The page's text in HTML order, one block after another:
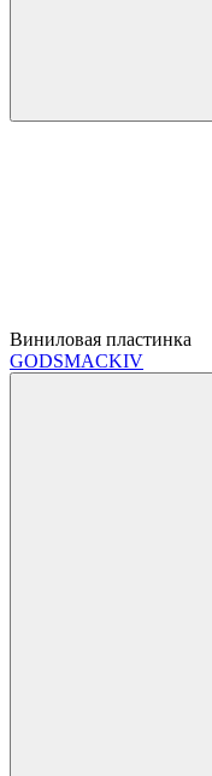
Виниловая пластинка
GODSMACKIV